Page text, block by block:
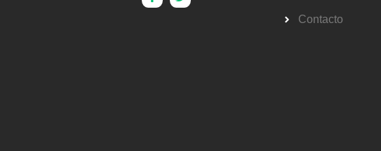
Contacto